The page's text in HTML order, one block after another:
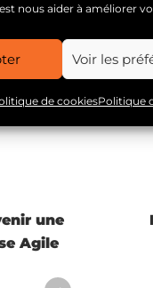
nous aider à améliorer
Voir les
de cookiesPolitique
une
Agile